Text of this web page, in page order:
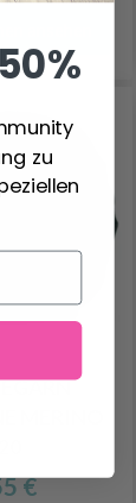
MERINO
€
zu